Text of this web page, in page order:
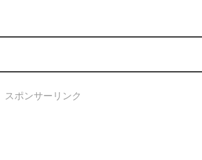
スポンサーリンク